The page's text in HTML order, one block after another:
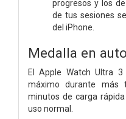
progresos y los
de tus sesiones
del iPhone.
Medalla en
El Apple Watch Ultra
máximo durante más
minutos de carga
uso normal.